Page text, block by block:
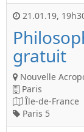
21.01.19,
gratuit
Nouvelle
Paris
Île-de-France
Paris 5